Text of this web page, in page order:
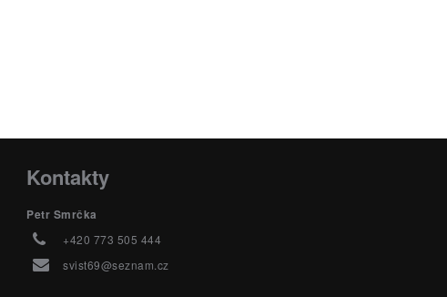
Kontakty
Petr Smrčka
+420 773 505 444
svist69@seznam.cz